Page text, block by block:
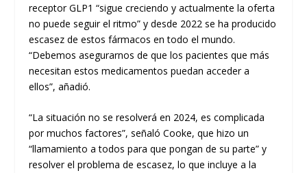
receptor GLP1 “sigue creciendo y actualmente la oferta
no puede seguir el ritmo” y desde 2022 se ha producido
escasez de estos fármacos en todo el mundo.
“Debemos asegurarnos de que los pacientes que más
necesitan estos medicamentos puedan acceder a
ellos”, añadió.
“La situación no se resolverá en 2024, es complicada
por muchos factores”, señaló Cooke, que hizo un
“llamamiento a todos para que pongan de su parte” y
resolver el problema de escasez, lo que incluye a la